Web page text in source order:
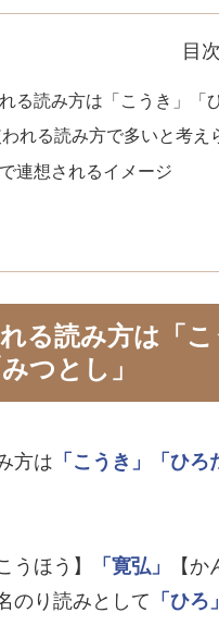
目次
る読み方は「こうき」「
われる読み方で多いと考え
連想されるイメージ
れる読み方は「
つとし」
方は 「こうき」 「ひろ
うほう】 「寛弘」 【
のり読みとして 「ひろ」